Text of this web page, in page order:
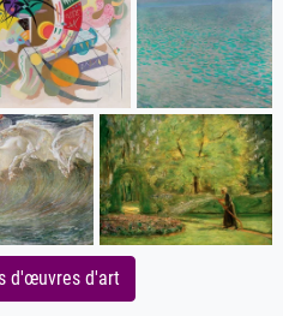
d'œuvres d'art